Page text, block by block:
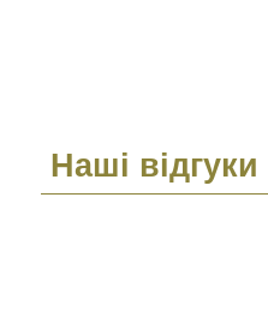
Наші відгуки